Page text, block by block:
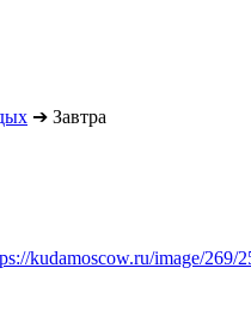
➔ Завтра
kudamoscow.ru/image/269/